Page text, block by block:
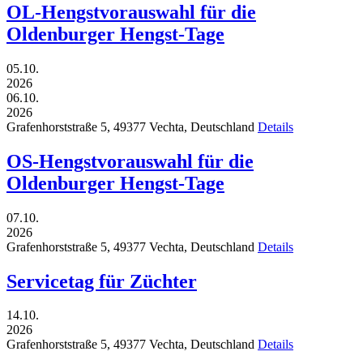
OL-Hengstvorauswahl für die
Oldenburger Hengst-Tage
05.10.
2026
06.10.
2026
Grafenhorststraße 5, 49377 Vechta, Deutschland Details
OS-Hengstvorauswahl für die
Oldenburger Hengst-Tage
07.10.
2026
Grafenhorststraße 5, 49377 Vechta, Deutschland Details
Servicetag für Züchter
14.10.
2026
Grafenhorststraße 5, 49377 Vechta, Deutschland Details